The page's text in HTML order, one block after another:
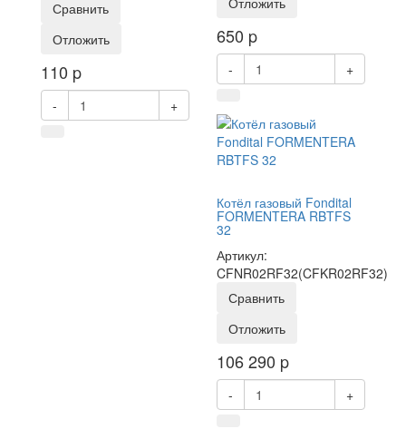
Сравнить
Отложить
110 p
- +
650 p
- +
Котёл газовый Fondital
FORMENTERA RBTFS
32
Артикул:
CFNR02RF32(CFKR02RF32)
Сравнить
Отложить
106 290 p
- +